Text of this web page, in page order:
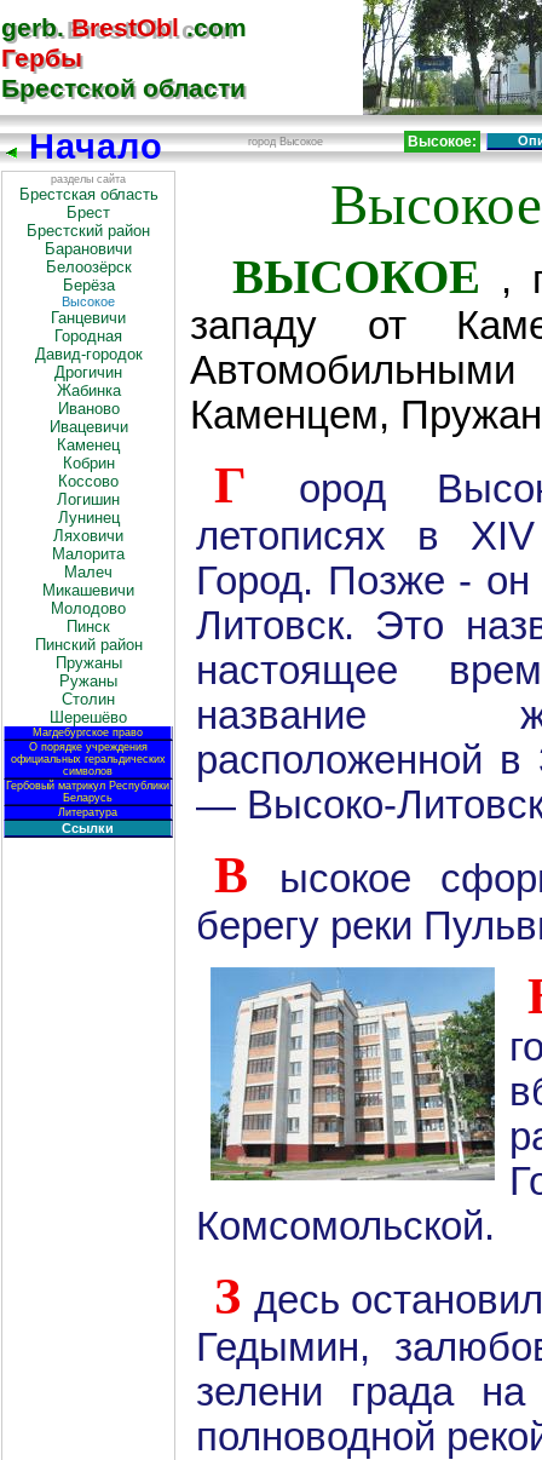
gerb.BrestObl.com
Гербы
Брестской области
gerb.BrestObl.com
Гербы
Брестской области
Начало город Высокое Высокое:
разделы сайта
Брестская область
Брест
Брестский район
Барановичи
Белоозёрск
Берёза
Высокое
Ганцевичи
Городная
Давид-городок
Дрогичин
Жабинка
Иваново
Ивацевичи
Каменец
Кобрин
Коссово
Логишин
Лунинец
Ляховичи
Малорита
Малеч
Микашевичи
Молодово
Пинск
Пинский район
Пружаны
Ружаны
Столин
Шерешёво
Магдебургское право
О порядке учреждения
официальных геральдических
символов
Гербовый матрикул Республики
Беларусь
Литература
Ссылки
ВЫСОКОЕ
,
западу от
Каменцем,
Г
ород
летописях в
Город. Позже - он
Литовск. Это
настоящее
название
расположенной
— Высоко-
В
ысокое
берегу реки
Комсомольской.
Здесь
Гедымин,
зелени града
полноводной